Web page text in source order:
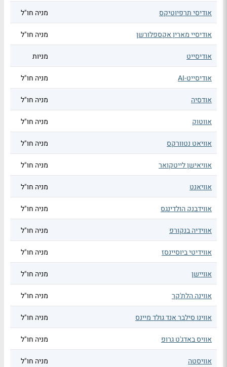
אודיסי תרפיוטיקס מניה חו"ל
אודיסיי מארין אקספלורשן מניה חו"ל
אודיסייט מניות
אודיסייט-AI מניה חו"ל
אודסיה מניה חו"ל
אווטוק מניה חו"ל
אוויאט נטוורקס מניה חו"ל
אוויאישן לייטקואר מניה חו"ל
אוויאנט מניה חו"ל
אווידבנק הולדינגס מניה חו"ל
אווידיה בנקורפ מניה חו"ל
אווידיטי ביוסיינסז מניה חו"ל
אוויישן מניה חו"ל
אווינה הלת'קר מניה חו"ל
אווינו סילבר אנד גולד מיינס מניה חו"ל
אוויס באדג'ט גרופ מניה חו"ל
אוויסטה מניה חו"ל